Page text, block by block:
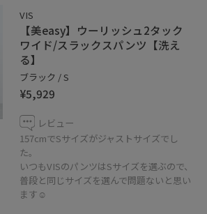
ォローしていただくと、気になる
ネートをいつでもすぐにチェックで
合わせや商品、コーディネートのご
にお問い合わせくださいませ。
VISスタッフにご相談は【友だち追
VIS
【美easy】ウーリッシュ2タック
ワイド/スラックスパンツ【洗え
る】
ブラック / S
¥5,929
レビュー
157cmでSサイズがジャストサイズでし
た。
いつもVISのパンツはSサイズを選ぶので、
普段と同じサイズを選んで問題ないと思い
ます☺︎